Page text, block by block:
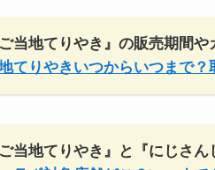
当地てりやき』の販売期間
てりやきいつからいつまで
当地てりやき』と 『にじさん